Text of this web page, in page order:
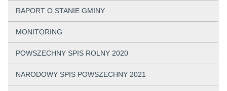
RAPORT O STANIE GMINY
MONITORING
POWSZECHNY SPIS ROLNY 2020
NARODOWY SPIS POWSZECHNY 2021